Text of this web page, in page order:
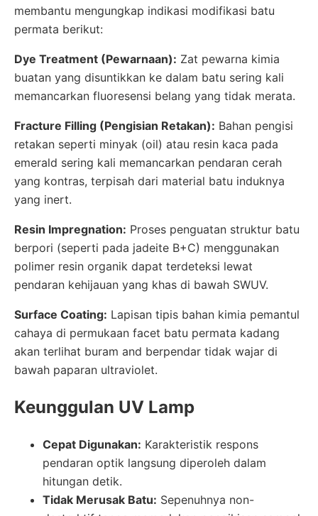
membantu mengungkap indikasi modifikasi batu
permata berikut:
Dye Treatment (Pewarnaan): Zat pewarna kimia
buatan yang disuntikkan ke dalam batu sering kali
memancarkan fluoresensi belang yang tidak merata.
Fracture Filling (Pengisian Retakan): Bahan pengisi
retakan seperti minyak (oil) atau resin kaca pada
emerald sering kali memancarkan pendaran cerah
yang kontras, terpisah dari material batu induknya
yang inert.
Resin Impregnation: Proses penguatan struktur batu
berpori (seperti pada jadeite B+C) menggunakan
polimer resin organik dapat terdeteksi lewat
pendaran kehijauan yang khas di bawah SWUV.
Surface Coating: Lapisan tipis bahan kimia pemantul
cahaya di permukaan facet batu permata kadang
akan terlihat buram and berpendar tidak wajar di
bawah paparan ultraviolet.
Keunggulan UV Lamp
Cepat Digunakan: Karakteristik respons
pendaran optik langsung diperoleh dalam
hitungan detik.
Tidak Merusak Batu: Sepenuhnya non-